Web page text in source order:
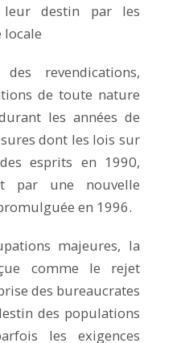
leur destin par les
locale
revendications,
de toute nature
les années de
dont les lois sur
esprits en 1990,
par une nouvelle
en 1996.
majeures, la
comme le rejet
des bureaucrates
des populations
les exigences